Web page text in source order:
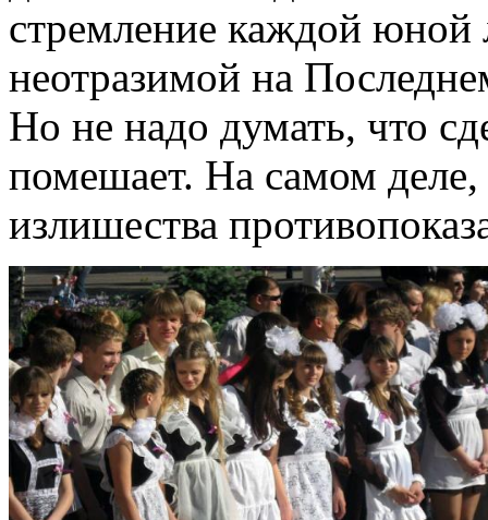
стремление каждой юной
неотразимой на
Но не надо думать, что
помешает. На самом деле,
излишества